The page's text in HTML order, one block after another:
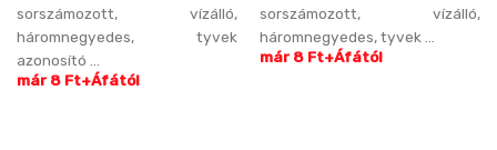
sorszámozott, vízálló,
háromnegyedes, tyvek
azonosító ...
már 8 Ft+Áfától
sorszámozott, vízálló,
háromnegyedes, tyvek ...
már 8 Ft+Áfától